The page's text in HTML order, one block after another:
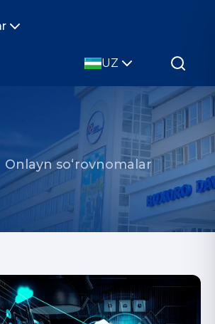
UZ
Onlayn so‘rovnomalar